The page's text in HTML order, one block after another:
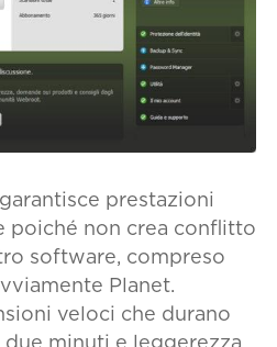
prestazioni
poiché non crea conflitto
software, compreso
Planet.
veloci che durano
due minuti e leggerezza